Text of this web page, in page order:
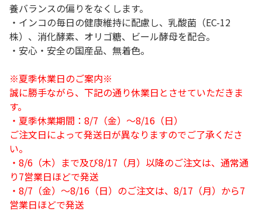
養バランスの偏りをなくします。
・インコの毎日の健康維持に配慮し、乳酸菌（EC-12
株）、消化酵素、オリゴ糖、ビール酵母を配合。
・安心・安全の国産品、無着色。
※夏季休業日のご案内※
誠に勝手ながら、下記の通り休業日とさせていただきま
す。
・夏季休業期間：8/7（金）～8/16（日）
ご注文日によって発送日が異なりますのでご了承くださ
い。
・8/6（木）まで及び8/17（月）以降のご注文は、通常通
り7営業日ほどで発送
・8/7（金）～8/16（日）のご注文は、8/17（月）から7
営業日ほどで発送